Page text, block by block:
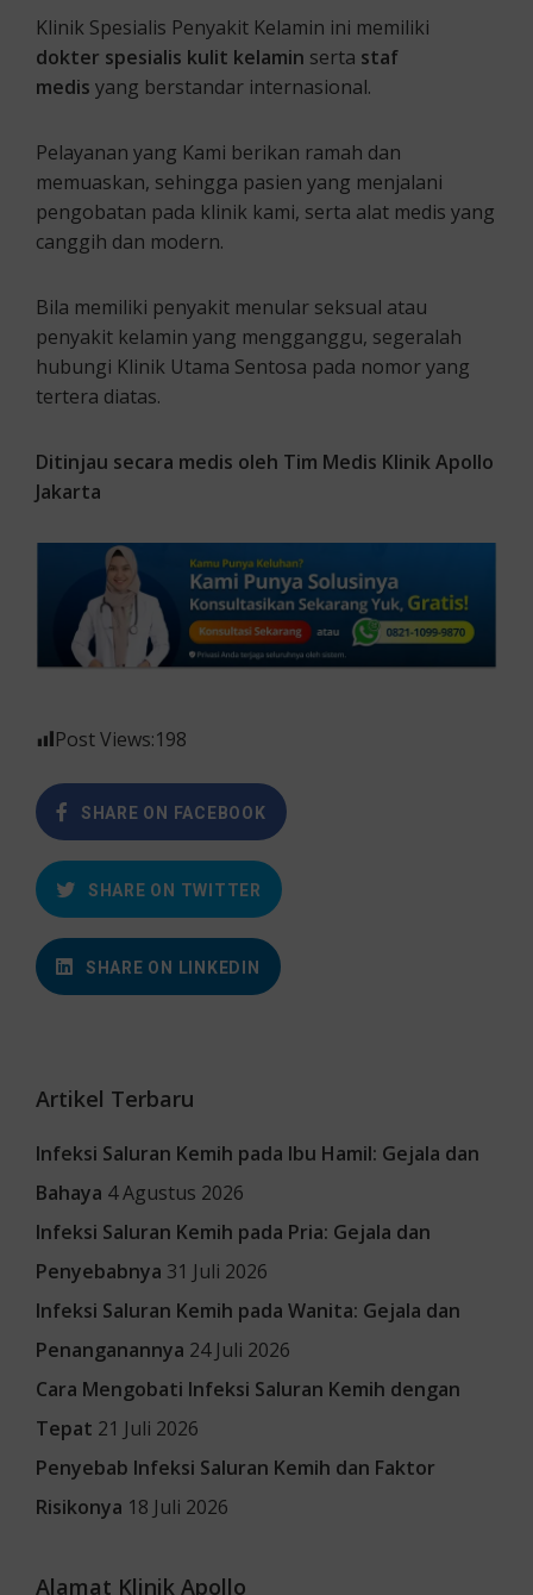
Klinik Spesialis Penyakit Kelamin ini memiliki
dokter spesialis kulit kelamin serta staf
medis yang berstandar internasional.
Pelayanan yang Kami berikan ramah dan
memuaskan, sehingga pasien yang menjalani
pengobatan pada klinik kami, serta alat medis yang
canggih dan modern.
Bila memiliki penyakit menular seksual atau
penyakit kelamin yang mengganggu, segeralah
hubungi Klinik Utama Sentosa pada nomor yang
tertera diatas.
Ditinjau secara medis oleh Tim Medis Klinik Apollo
Jakarta
Post Views:198
SHARE ON FACEBOOK
SHARE ON TWITTER
SHARE ON LINKEDIN
Artikel Terbaru
Infeksi Saluran Kemih pada Ibu Hamil: Gejala dan
Bahaya 4 Agustus 2026
Infeksi Saluran Kemih pada Pria: Gejala dan
Penyebabnya 31 Juli 2026
Infeksi Saluran Kemih pada Wanita: Gejala dan
Penanganannya 24 Juli 2026
Cara Mengobati Infeksi Saluran Kemih dengan
Tepat 21 Juli 2026
Penyebab Infeksi Saluran Kemih dan Faktor
Risikonya 18 Juli 2026
Alamat Klinik Apollo